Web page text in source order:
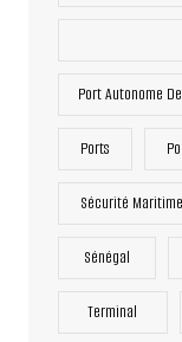
Port Autonome
Ports
Sécurité Maritime
Sénégal
Terminal